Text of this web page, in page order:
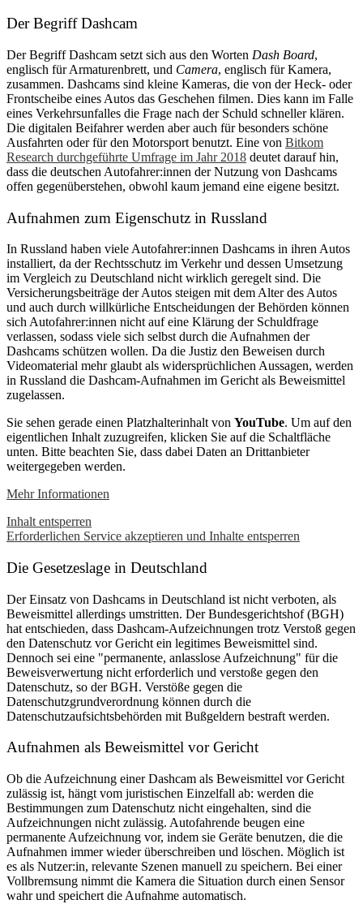
Der Begriff Dashcam
Der Begriff Dashcam setzt sich aus den Worten Dash Board,
englisch für Armaturenbrett, und Camera, englisch für Kamera,
zusammen. Dashcams sind kleine Kameras, die von der Heck- oder
Frontscheibe eines Autos das Geschehen filmen. Dies kann im Falle
eines Verkehrsunfalles die Frage nach der Schuld schneller klären.
Die digitalen Beifahrer werden aber auch für besonders schöne
Ausfahrten oder für den Motorsport benutzt. Eine von Bitkom
Research durchgeführte Umfrage im Jahr 2018 deutet darauf hin,
dass die deutschen Autofahrer:innen der Nutzung von Dashcams
offen gegenüberstehen, obwohl kaum jemand eine eigene besitzt.
Aufnahmen zum Eigenschutz in Russland
In Russland haben viele Autofahrer:innen Dashcams in ihren Autos
installiert, da der Rechtsschutz im Verkehr und dessen Umsetzung
im Vergleich zu Deutschland nicht wirklich geregelt sind. Die
Versicherungsbeiträge der Autos steigen mit dem Alter des Autos
und auch durch willkürliche Entscheidungen der Behörden können
sich Autofahrer:innen nicht auf eine Klärung der Schuldfrage
verlassen, sodass viele sich selbst durch die Aufnahmen der
Dashcams schützen wollen. Da die Justiz den Beweisen durch
Videomaterial mehr glaubt als widersprüchlichen Aussagen, werden
in Russland die Dashcam-Aufnahmen im Gericht als Beweismittel
zugelassen.
Sie sehen gerade einen Platzhalterinhalt von YouTube. Um auf den
eigentlichen Inhalt zuzugreifen, klicken Sie auf die Schaltfläche
unten. Bitte beachten Sie, dass dabei Daten an Drittanbieter
weitergegeben werden.
Mehr Informationen
Inhalt entsperren
Erforderlichen Service akzeptieren und Inhalte entsperren
Die Gesetzeslage in Deutschland
Der Einsatz von Dashcams in Deutschland ist nicht verboten, als
Beweismittel allerdings umstritten. Der Bundesgerichtshof (BGH)
hat entschieden, dass Dashcam-Aufzeichnungen trotz Verstoß gegen
den Datenschutz vor Gericht ein legitimes Beweismittel sind.
Dennoch sei eine "permanente, anlasslose Aufzeichnung" für die
Beweisverwertung nicht erforderlich und verstoße gegen den
Datenschutz, so der BGH. Verstöße gegen die
Datenschutzgrundverordnung können durch die
Datenschutzaufsichtsbehörden mit Bußgeldern bestraft werden.
Aufnahmen als Beweismittel vor Gericht
Ob die Aufzeichnung einer Dashcam als Beweismittel vor Gericht
zulässig ist, hängt vom juristischen Einzelfall ab: werden die
Bestimmungen zum Datenschutz nicht eingehalten, sind die
Aufzeichnungen nicht zulässig. Autofahrende beugen eine
permanente Aufzeichnung vor, indem sie Geräte benutzen, die die
Aufnahmen immer wieder überschreiben und löschen. Möglich ist
es als Nutzer:in, relevante Szenen manuell zu speichern. Bei einer
Vollbremsung nimmt die Kamera die Situation durch einen Sensor
wahr und speichert die Aufnahme automatisch.